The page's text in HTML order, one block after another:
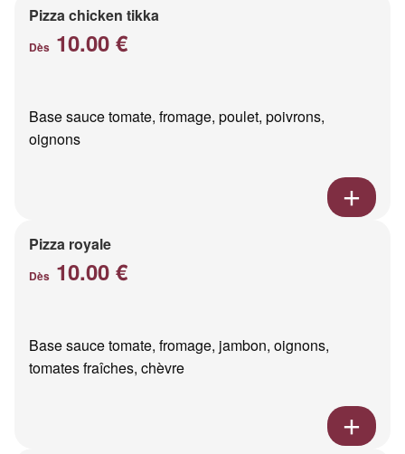
Pizza chicken tikka
Dès 10.00 €
Base sauce tomate, fromage, poulet, poivrons,
oignons
Pizza royale
Dès 10.00 €
Base sauce tomate, fromage, jambon, oignons,
tomates fraîches, chèvre